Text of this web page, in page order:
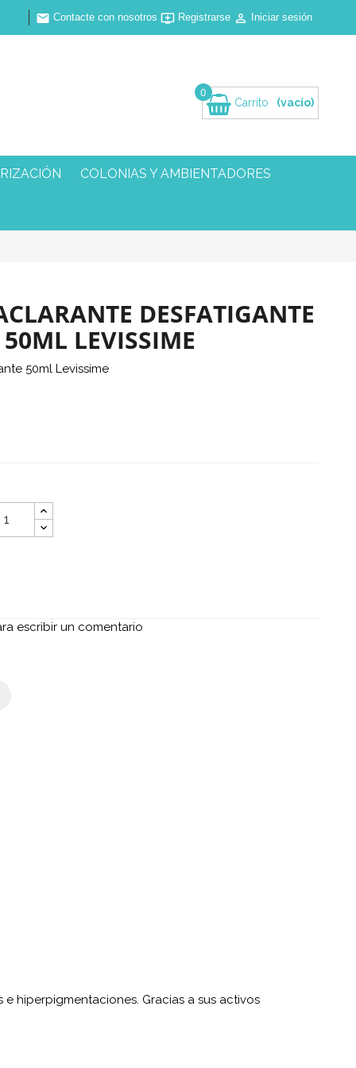
 Contacte con nosotros Registrarse  Iniciar sesión
Carrito
0
(vacío)
COLONIAS Y AMBIENTADORES
DESFATIGANTE
LEVISSIME
50ml Levissime
escribir un comentario
hiperpigmentaciones. Gracias a sus activos